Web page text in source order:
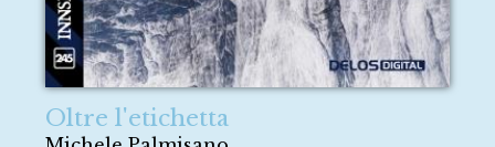
Oltre l'etichetta